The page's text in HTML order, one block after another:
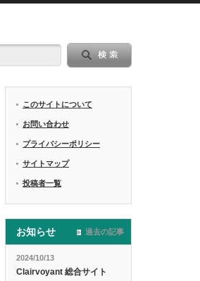
このサイトについて
お問い合わせ
プライバシーポリシー
サイトマップ
投稿者一覧
お知らせ
2024/10/13
Clairvoyant 総合サイト
過去の記事